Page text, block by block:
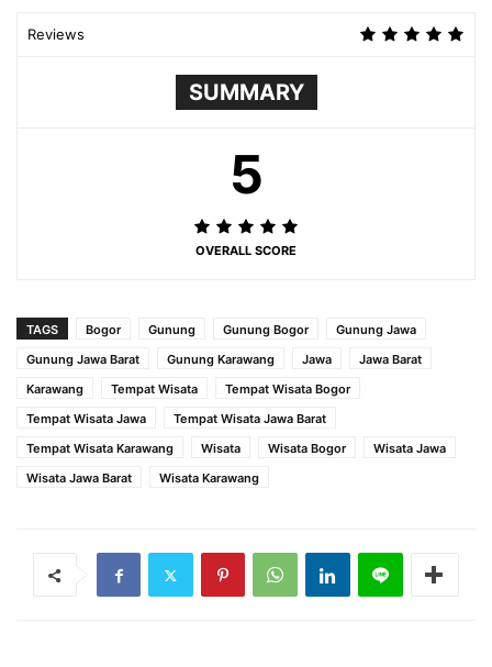
Reviews
SUMMARY
5
OVERALL SCORE
TAGS Bogor Gunung Gunung Bogor
Gunung Jawa
Gunung Jawa Barat
Gunung Karawang Jawa
Jawa Barat
Karawang
Tempat Wisata
Tempat Wisata Bogor
Tempat Wisata Jawa
Tempat Wisata Jawa Barat
Tempat Wisata Karawang
Wisata Wisata Bogor
Wisata Jawa
Wisata Jawa Barat
Wisata Karawang